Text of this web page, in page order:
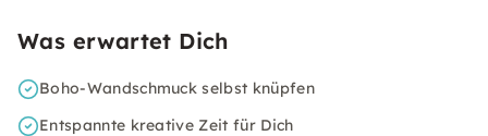
Was erwartet Dich
Boho-Wandschmuck selbst knüpfen
Entspannte kreative Zeit für Dich